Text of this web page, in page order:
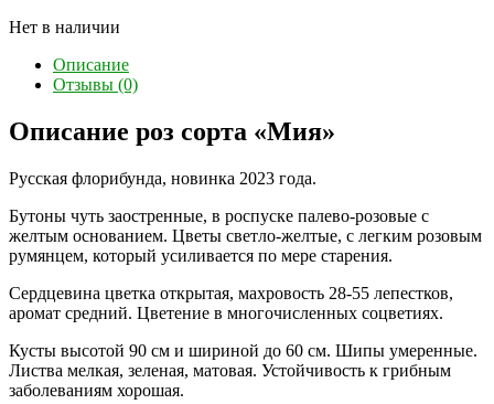
Нет в наличии
Описание
Отзывы (0)
Описание роз сорта «Мия»
Русская флорибунда, новинка 2023 года.
Бутоны чуть заостренные, в роспуске палево-розовые с
желтым основанием. Цветы светло-желтые, с легким розовым
румянцем, который усиливается по мере старения.
Сердцевина цветка открытая, махровость 28-55 лепестков,
аромат средний. Цветение в многочисленных соцветиях.
Кусты высотой 90 см и шириной до 60 см. Шипы умеренные.
Листва мелкая, зеленая, матовая. Устойчивость к грибным
заболеваниям хорошая.